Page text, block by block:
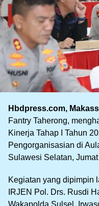
Hbdpress.com,
Fantry Taherong,
Kinerja Tahap I Tahun
Pengorganisasian di
Sulawesi Selatan,
Kegiatan yang dipimpin
IRJEN Pol. Drs. Rusdi
Wakapolda Sulsel,